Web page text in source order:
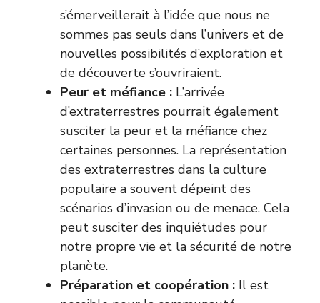
s’émerveillerait à l’idée que nous ne
sommes pas seuls dans l’univers et de
nouvelles possibilités d’exploration et
de découverte s’ouvriraient.
Peur et méfiance : L’arrivée
d’extraterrestres pourrait également
susciter la peur et la méfiance chez
certaines personnes. La représentation
des extraterrestres dans la culture
populaire a souvent dépeint des
scénarios d’invasion ou de menace. Cela
peut susciter des inquiétudes pour
notre propre vie et la sécurité de notre
planète.
Préparation et coopération : Il est